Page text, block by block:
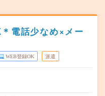
電話少なめ×メー
WEB登録OK 派遣